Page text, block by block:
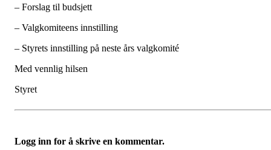
– Forslag til budsjett
– Valgkomiteens innstilling
– Styrets innstilling på neste års valgkomité
Med vennlig hilsen
Styret
Logg inn for å skrive en kommentar.